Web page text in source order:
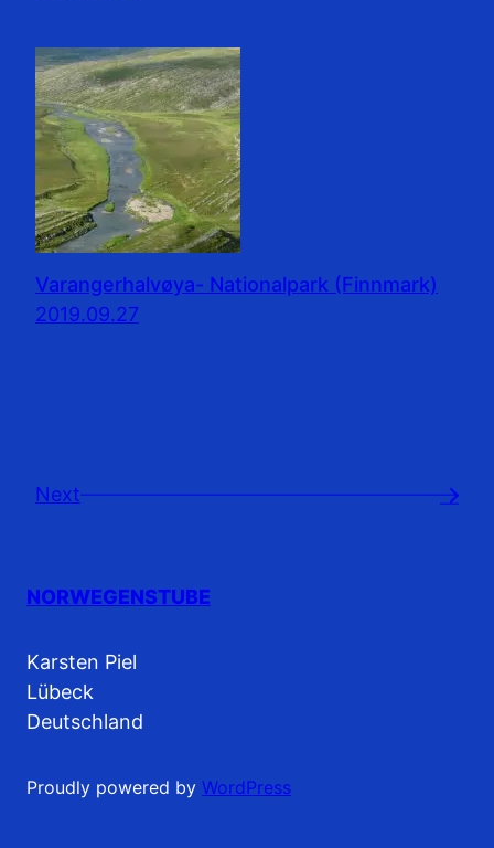
Varangerhalvøya- Nationalpark (Finnmark)
2019.09.27
Next →
NORWEGENSTUBE
Karsten Piel
Lübeck
Deutschland
Proudly powered by WordPress